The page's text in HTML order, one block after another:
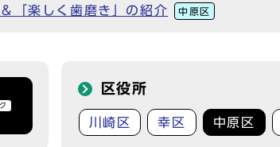
「楽しく歯磨き」の紹介 中原区
区役所
川崎区 幸区 中原区